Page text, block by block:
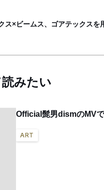
ス×ビームス、ゴアテックス
みたい
Official髭男dismのMV
ART